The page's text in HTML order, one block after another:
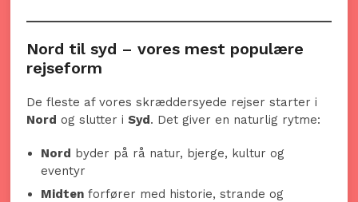
Nord til syd – vores mest populære
rejseform
De fleste af vores skræddersyede rejser starter i
Nord og slutter iSyd. Det giver en naturlig rytme:
Nord byder på rå natur, bjerge, kultur og
eventyr
Midten forfører med historie, strande og